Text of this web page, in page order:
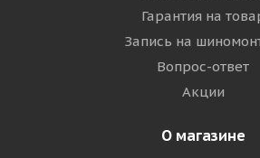
Гарантия на
Запись на
Вопрос-ответ
Акции
О магазине